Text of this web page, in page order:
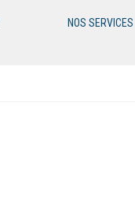
NOS SERVICES